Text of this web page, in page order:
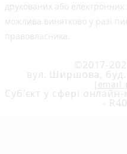
друкованих або електронних
можлива винятково у разі
правовласника.
©2017-
вул. Ширшова, буд.
[email
Cуб'єкт у сфері онлайн-
-